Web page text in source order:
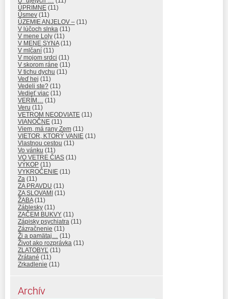
ÚPRIMNE (11)
Úsmev (11)
ÚZEMIE ANJELOV – (11)
V lúčoch slnka (11)
V mene Loly (11)
V MENE SYNA(11)
V mlčaní (11)
V mojom srdci (11)
V skorom ráne (11)
V tichu dychu (11)
Veď hej (11)
Vedeli ste? (11)
Vedieť viac (11)
VERÍM…
(11)
Veru (11)
VETROM NEODVIATE (11)
VIANOČNE (11)
Viem, má rany Zem (11)
VIETOR, KTORÝ VANIE (11)
Vlastnou cestou (11)
Vo vánku (11)
VO VETRE ČIAS (11)
VÝKOP (11)
VYKROČENIE (11)
Za (11)
ZA PRAVDU (11)
ZA SLOVAMI (11)
ŽABA(11)
Záblesky (11)
ZAČEM BUKVY (11)
Zápisky psychiatra (11)
Zázračnenie (11)
Ži a pamätaj…
(11)
Život ako rozprávka (11)
ZLATOBYĽ (11)
Zrátané (11)
Zrkadlenie (11)
Archív